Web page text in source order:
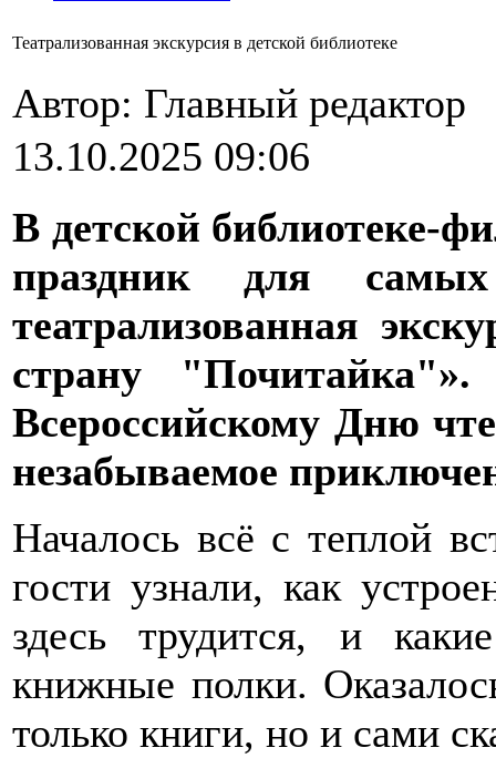
Театрализованная экскурсия в детской библиотеке
Автор: Главный редактор
13.10.2025 09:06
В детской библиотеке-
праздник для
театрализованная
страну
Всероссийскому Дню
незабываемое
Началось всё с теплой
гости узнали, как
здесь трудится, и
книжные полки.
только книги, но и сами